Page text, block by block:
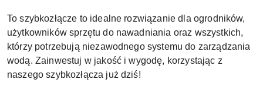
To szybkozłącze to idealne rozwiązanie dla ogrodników,
użytkowników sprzętu do nawadniania oraz wszystkich,
którzy potrzebują niezawodnego systemu do zarządzania
wodą. Zainwestuj w jakość i wygodę, korzystając z
naszego szybkozłącza już dziś!